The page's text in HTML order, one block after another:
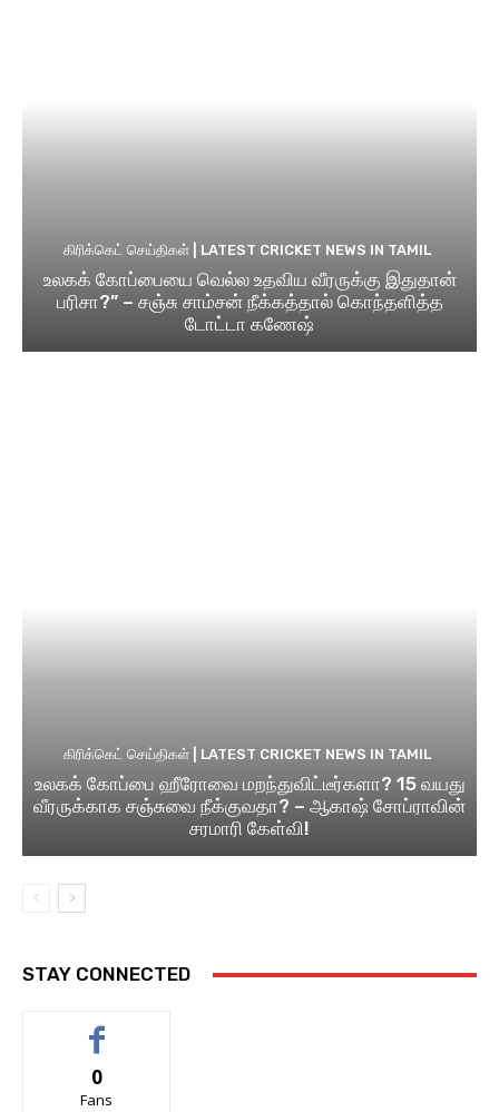
கிரிக்கெட் செய்திகள் | LATEST CRICKET NEWS IN TAMIL
உலகக் கோப்பையை வெல்ல உதவிய வீரருக்கு இதுதான்
பரிசா?” – சஞ்சு சாம்சன் நீக்கத்தால் கொந்தளித்த
டோட்டா கணேஷ்
கிரிக்கெட் செய்திகள் | LATEST CRICKET NEWS IN TAMIL
உலகக் கோப்பை ஹீரோவை மறந்துவிட்டீர்களா? 15 வயது
வீரருக்காக சஞ்சுவை நீக்குவதா? – ஆகாஷ் சோப்ராவின்
சரமாரி கேள்வி!
STAY CONNECTED
0
Fans